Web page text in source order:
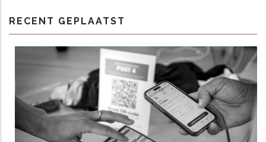
RECENT GEPLAATST